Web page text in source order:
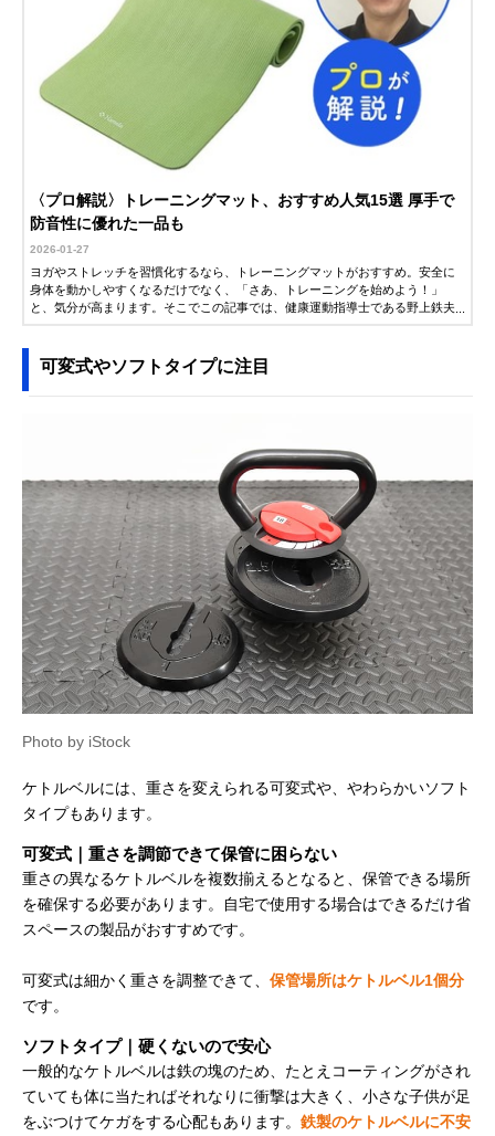
〈プロ解説〉トレーニングマット、おすすめ人気15選 厚手で
防音性に優れた一品も
2026-01-27
ヨガやストレッチを習慣化するなら、トレーニングマットがおすすめ。安全に
身体を動かしやすくなるだけでなく、「さあ、トレーニングを始めよう！」
と、気分が高まります。そこでこの記事では、健康運動指導士である野上鉄夫
可変式やソフトタイプに注目
Photo by iStock
ケトルベルには、重さを変えられる可変式や、やわらかいソフト
タイプもあります。
可変式｜重さを調節できて保管に困らない
重さの異なるケトルベルを複数揃えるとなると、保管できる場所
を確保する必要があります。自宅で使用する場合はできるだけ省
スペースの製品がおすすめです。
可変式は細かく重さを調整できて、 保管場所はケトルベル1個分
です。
ソフトタイプ｜硬くないので安心
一般的なケトルベルは鉄の塊のため、たとえコーティングがされ
ていても体に当たればそれなりに衝撃は大きく、小さな子供が足
をぶつけてケガをする心配もあります。 鉄製のケトルベルに不安